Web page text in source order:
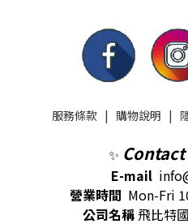
服務條款| 購物說明 |
✨ Contact
E-mail
營業時間 Mon-Fri
公司名稱飛比特